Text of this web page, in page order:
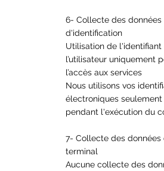
6- Collecte des données
d'identification
Utilisation de l'identifiant
l’utilisateur uniquement
l’accès aux services
Nous utilisons vos
électroniques seulement
pendant l'exécution du
7- Collecte des données
terminal
Aucune collecte des